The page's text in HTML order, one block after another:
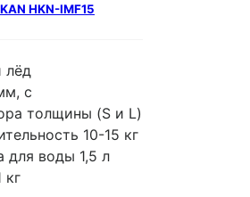
HKN-IMF15
лёд
с
толщины (S и L)
10-15 кг
для воды 1,5 л
кг